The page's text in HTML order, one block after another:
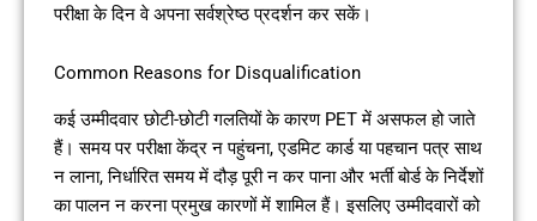
परीक्षा के दिन वे अपना सर्वश्रेष्ठ प्रदर्शन कर सकें।
Common Reasons for Disqualification
कई उम्मीदवार छोटी-छोटी गलतियों के कारण PET में असफल हो जाते
हैं। समय पर परीक्षा केंद्र न पहुंचना, एडमिट कार्ड या पहचान पत्र साथ
न लाना, निर्धारित समय में दौड़ पूरी न कर पाना और भर्ती बोर्ड के निर्देशों
का पालन न करना प्रमुख कारणों में शामिल हैं। इसलिए उम्मीदवारों को